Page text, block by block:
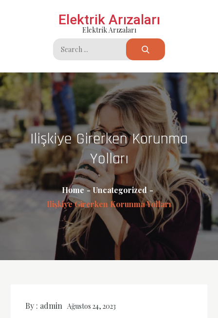
Elektrik Arızaları
Elektrik Arızaları
Search
for:
Ilişkiye Girerken Korunma
Yolları
Home
Uncategorized
Ilişkiye Girerken Korunma Yolları
By : admin Ağustos 24, 2023